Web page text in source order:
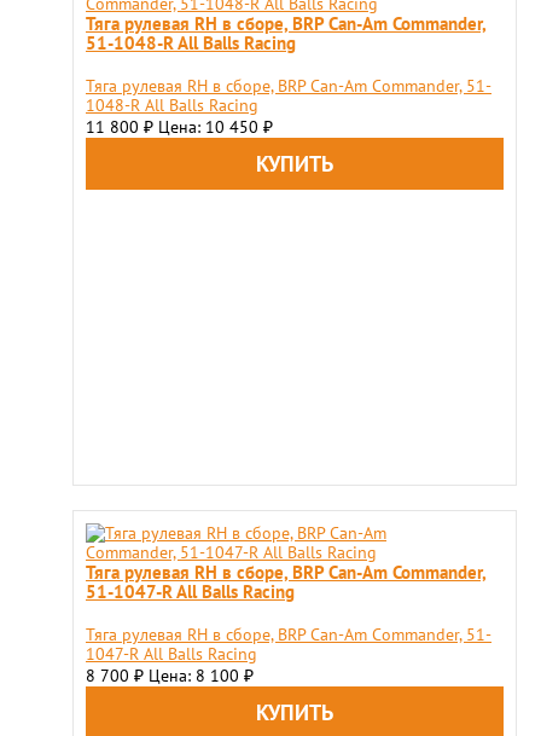
Тяга рулевая RH в сборе, BRP Can-Am Commander,
51-1048-R All Balls Racing
Тяга рулевая RH в сборе, BRP Can-Am Commander, 51-
1048-R All Balls Racing
11 800 ₽ Цена: 10 450 ₽
Тяга рулевая RH в сборе, BRP Can-Am Commander,
51-1047-R All Balls Racing
Тяга рулевая RH в сборе, BRP Can-Am Commander, 51-
1047-R All Balls Racing
8 700 ₽ Цена: 8 100 ₽